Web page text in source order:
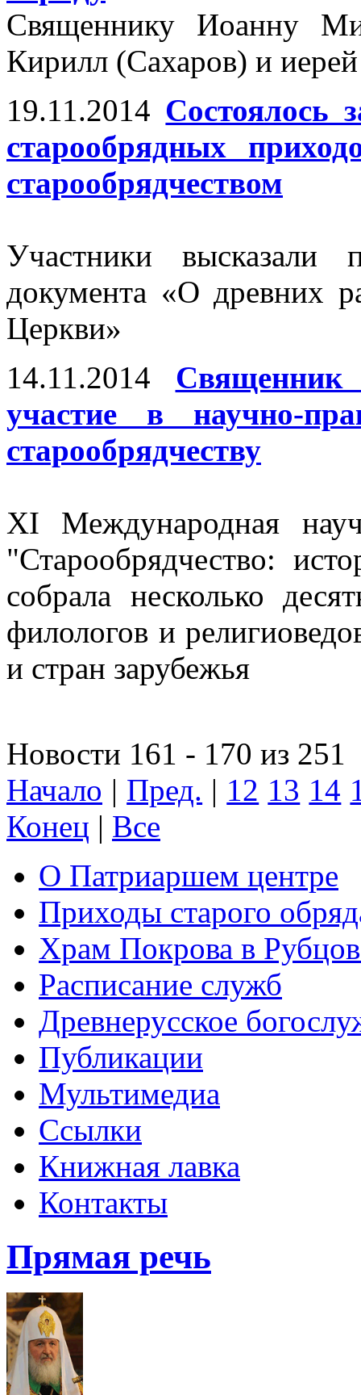
Священнику Иоанну
Кирилл (Сахаров) и
19.11.2014 Состоялось
старообрядных
старообрядчеством
Участники высказали
документа «О древних
Церкви»
14.11.2014
участие в научно-
старообрядчеству
XI Международная
"Старообрядчество:
собрала несколько
филологов и
и стран зарубежья
Новости 161 - 170 из 251
Начало | Пред. | 12 13 14
Конец | Все
О Патриаршем центре
Приходы старого
Храм Покрова в
Расписание служб
Древнерусское
Публикации
Мультимедиа
Ссылки
Книжная лавка
Контакты
Прямая речь